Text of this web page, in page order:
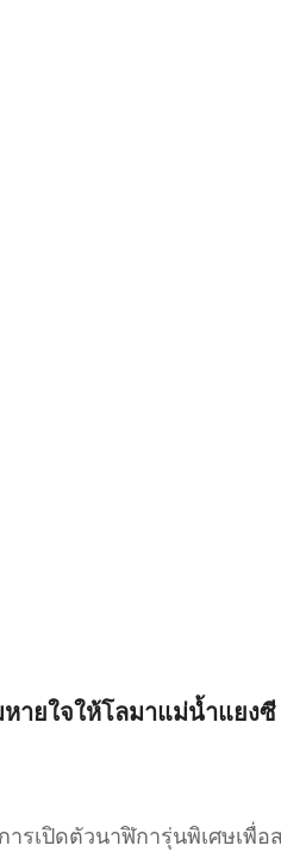
ายใจให้โลมาแม่น้ำแยงซี
ารเปิดตัวนาฬิการุ่นพิเศษเ